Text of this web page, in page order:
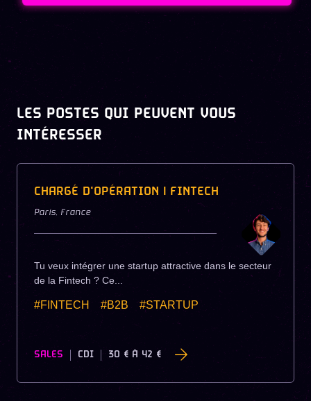
LES POSTES QUI PEUVENT VOUS
INTÉRESSER
CHARGÉ D'OPÉRATION | FINTECH
Paris, France
Tu veux intégrer une startup attractive dans le secteur
de la Fintech ? Ce...
#FINTECH #B2B #STARTUP
SALES CDI 30 € À 42 €